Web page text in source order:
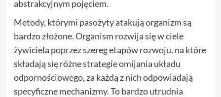
abstrakcyjnym pojęciem.
Metody, którymi pasożyty atakują organizm są
bardzo złożone. Organism rozwija się w ciele
żywiciela poprzez szereg etapów rozwoju, na które
składają się różne strategie omijania układu
odpornościowego, za każdą z nich odpowiadają
specyficzne mechanizmy. To bardzo utrudnia